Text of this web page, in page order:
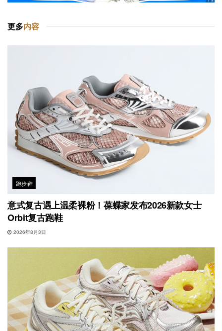
更多内容
跑步鞋
意式复古遇上温柔裸粉！葆蝶家发布2026新款女士
Orbit复古跑鞋
2026年8月3日